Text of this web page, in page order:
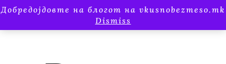
Добредојдовте на блогот на vkusnobezmeso.mk
Dismiss